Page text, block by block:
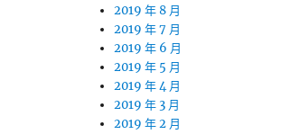
2019 年 8 月
2019 年 7 月
2019 年 6 月
2019 年 5 月
2019 年 4 月
2019 年 3 月
2019 年 2 月